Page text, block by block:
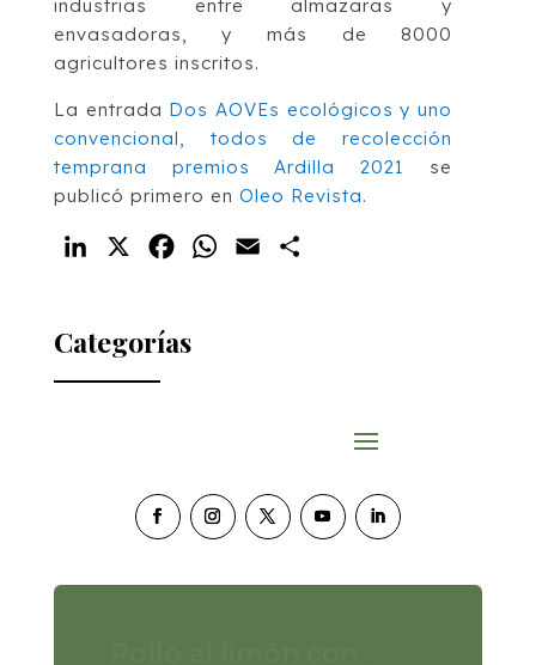
industrias entre almazaras y
envasadoras, y más de 8000
agricultores inscritos.
La entrada Dos AOVEs ecológicos y uno
convencional, todos de recolección
temprana premios Ardilla 2021
se
publicó primero en Oleo Revista.
LinkedIn FacebookWhatsApp
Email
Categorías